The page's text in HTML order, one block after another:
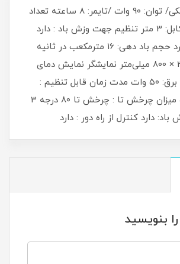
رنگ : سفید مشکی/ توان: 90 وات /تایمر: 8 ساعته تعداد
دور فن: 3 طول کابل: 3 متر تنظیم جهت وزش باد : دارد
ریموت کنترل: دارد حجم باد دهی: 16 مترمکعب در ثانیه
ابعاد : 260 × 360 × 800 میلی‌متر نمایشگر نمایش دمای
اتاق: دارد مصرف برق: ۵۰ وات مدت زمان قابل تنظیم :
تایمر ۷.۵ ساعت میزان چرخش تا : چرخش تا ۸۰ درجه 3
دارد کنترل از راه دور : دارد
بنویسید